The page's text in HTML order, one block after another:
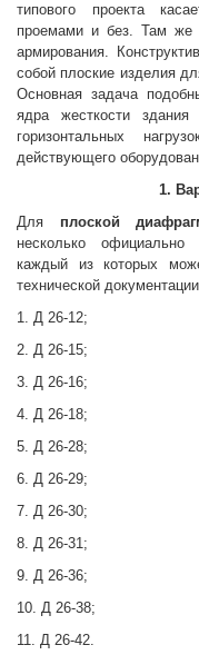
типового проекта
проемами и без. Там же
армирования.
собой плоские изделия
Основная задача
ядра жесткости здания
горизонтальных
действующего
1.
Для плоской
несколько официально
каждый из которых
технической
1. Д 26-12;
2. Д 26-15;
3. Д 26-16;
4. Д 26-18;
5. Д 26-28;
6. Д 26-29;
7. Д 26-30;
8. Д 26-31;
9. Д 26-36;
10. Д 26-38;
11. Д 26-42.